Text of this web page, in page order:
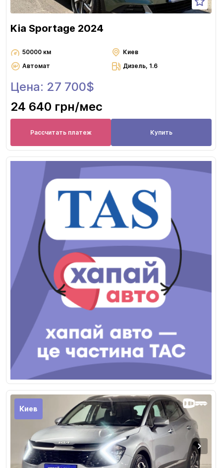
Kia Sportage 2024
50000 км
Киев
Автомат
Дизель, 1.6
Цена: 27 700$
24 640 грн/мес
Рассчитать платеж Купить
Киев